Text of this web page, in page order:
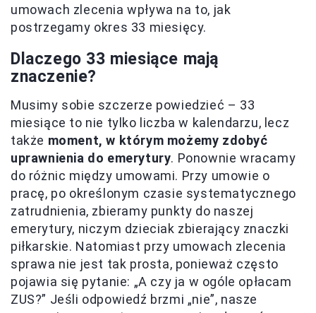
umowach zlecenia wpływa na to, jak
postrzegamy okres 33 miesięcy.
Dlaczego 33 miesiące mają
znaczenie?
Musimy sobie szczerze powiedzieć – 33
miesiące to nie tylko liczba w kalendarzu, lecz
także moment, w którym możemy zdobyć
uprawnienia do emerytury. Ponownie wracamy
do różnic między umowami. Przy umowie o
pracę, po określonym czasie systematycznego
zatrudnienia, zbieramy punkty do naszej
emerytury, niczym dzieciak zbierający znaczki
piłkarskie. Natomiast przy umowach zlecenia
sprawa nie jest tak prosta, ponieważ często
pojawia się pytanie: „A czy ja w ogóle opłacam
ZUS?” Jeśli odpowiedź brzmi „nie”, nasze